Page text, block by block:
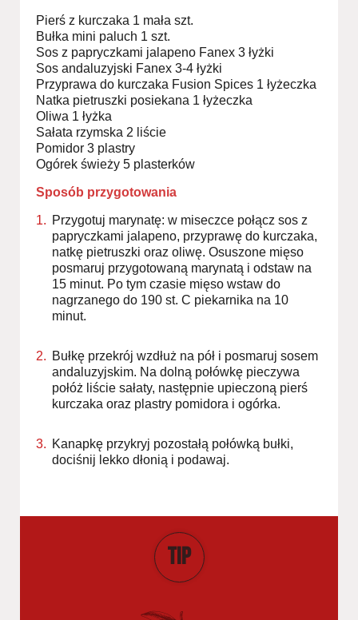
Pierś z kurczaka 1 mała szt.
Bułka mini paluch 1 szt.
Sos z papryczkami jalapeno Fanex 3 łyżki
Sos andaluzyjski Fanex 3-4 łyżki
Przyprawa do kurczaka Fusion Spices 1 łyżeczka
Natka pietruszki posiekana 1 łyżeczka
Oliwa 1 łyżka
Sałata rzymska 2 liście
Pomidor 3 plastry
Ogórek świeży 5 plasterków
Sposób przygotowania
Przygotuj marynatę: w miseczce połącz sos z
papryczkami jalapeno, przyprawę do kurczaka,
natkę pietruszki oraz oliwę. Osuszone mięso
posmaruj przygotowaną marynatą i odstaw na
15 minut. Po tym czasie mięso wstaw do
nagrzanego do 190 st. C piekarnika na 10
minut.
Bułkę przekrój wzdłuż na pół i posmaruj sosem
andaluzyjskim. Na dolną połówkę pieczywa
połóż liście sałaty, następnie upieczoną pierś
kurczaka oraz plastry pomidora i ogórka.
Kanapkę przykryj pozostałą połówką bułki,
dociśnij lekko dłonią i podawaj.
TIP